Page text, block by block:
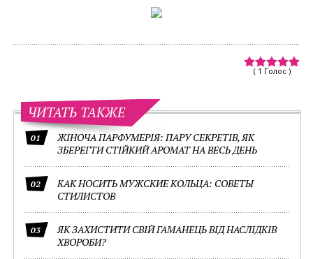
( 1 Голос )
ЧИТАТЬ ТАКЖЕ
01
ЖІНОЧА ПАРФУМЕРІЯ: ПАРУ СЕКРЕТІВ, ЯК
ЗБЕРЕГТИ СТІЙКИЙ АРОМАТ НА ВЕСЬ ДЕНЬ
02
КАК НОСИТЬ МУЖСКИЕ КОЛЬЦА: СОВЕТЫ
СТИЛИСТОВ
03
ЯК ЗАХИСТИТИ СВІЙ ГАМАНЕЦЬ ВІД НАСЛІДКІВ
ХВОРОБИ?